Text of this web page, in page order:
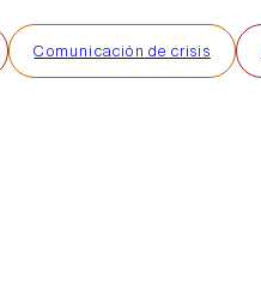
Comunicación de crisis